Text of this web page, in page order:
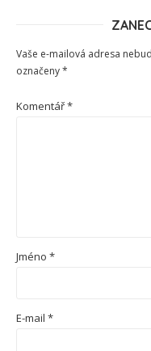
Vaše e-mailová adresa
označeny*
Komentář*
Jméno *
E-mail *